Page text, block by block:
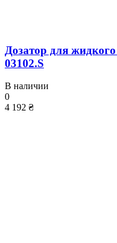
Дозатор для
03102.S
В наличии
0
4 192 ₴